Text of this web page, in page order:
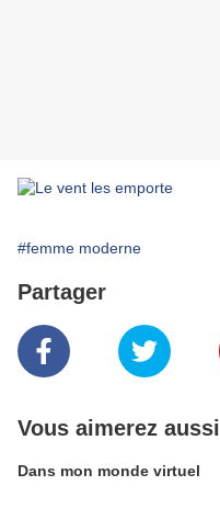
#femme moderne
Partager
Vous aimerez aussi
Dans mon monde virtuel